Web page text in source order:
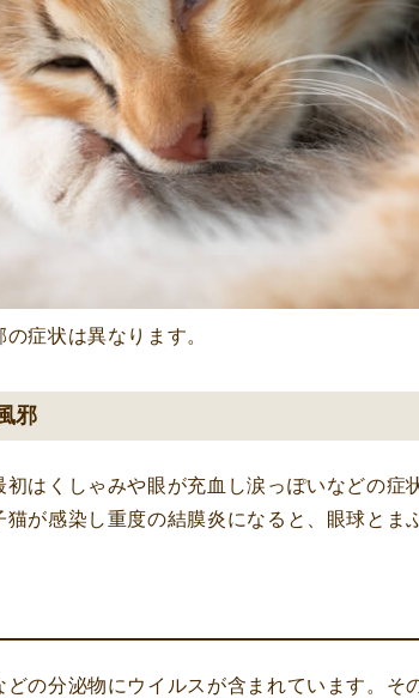
症状は異なります。
邪
はくしゃみや眼が充血し涙っぽいなどの症
が感染し重度の結膜炎になると、眼球とま
の分泌物にウイルスが含まれています。そ